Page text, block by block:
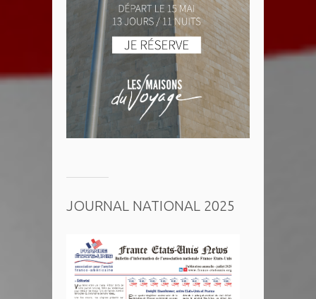
JOURNAL NATIONAL 2025